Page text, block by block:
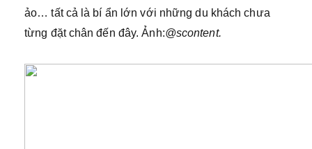
ảo… tất cả là bí ẩn lớn với những du khách chưa
từng đặt chân đến đây. Ảnh:@scontent.